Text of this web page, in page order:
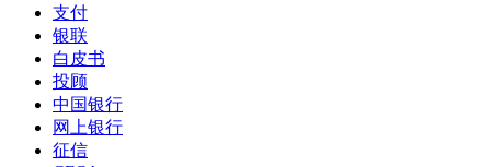
支付
银联
白皮书
投顾
中国银行
网上银行
征信